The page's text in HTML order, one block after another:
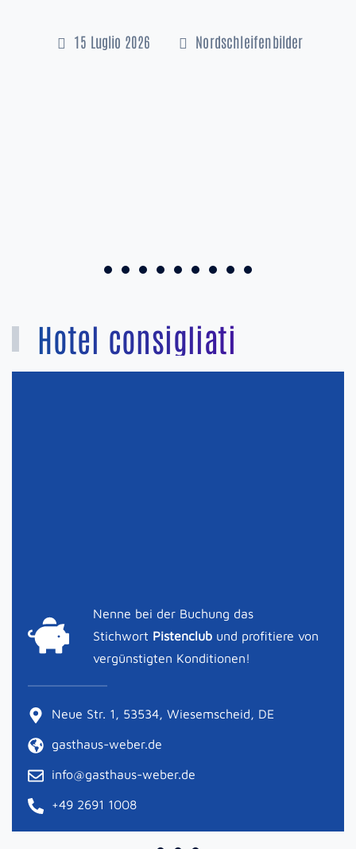
15 Luglio 2026 Nordschleifenbilder
Hotel consigliati
Nenne bei der Buchung das
Stichwort Pistenclubund profitiere von
vergünstigten Konditionen!
Neue Str. 1, 53534, Wiesemscheid, DE
gasthaus-weber.de
info@gasthaus-weber.de
+49 2691 1008